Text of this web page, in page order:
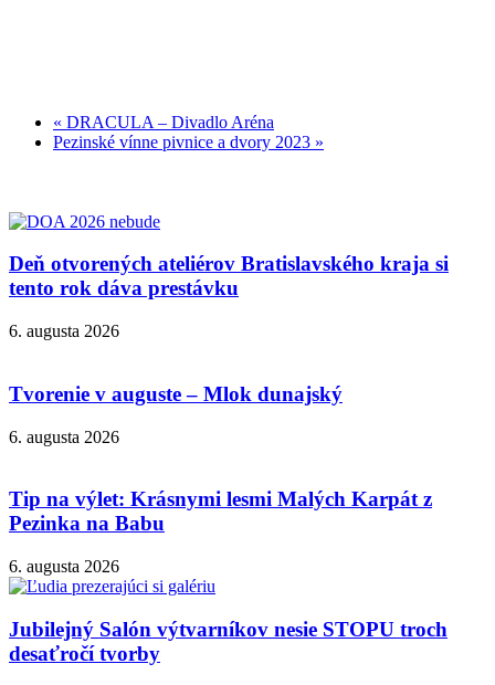
« DRACULA – Divadlo Aréna
Pezinské vínne pivnice a dvory 2023 »
Deň otvorených ateliérov Bratislavského kraja si
tento rok dáva prestávku
6. augusta 2026
Tvorenie v auguste – Mlok dunajský
6. augusta 2026
Tip na výlet: Krásnymi lesmi Malých Karpát z
Pezinka na Babu
6. augusta 2026
Jubilejný Salón výtvarníkov nesie STOPU troch
desaťročí tvorby